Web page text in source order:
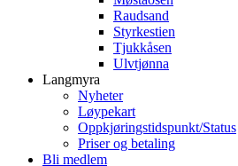
Raudsand
Styrkestien
Tjukkåsen
Ulvtjønna
Langmyra
Nyheter
Løypekart
Oppkjøringstidspunkt/Status
Priser og betaling
Bli medlem